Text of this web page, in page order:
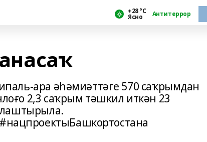
+28 °С
Ясно Антитеррор
ара әһәмиәттәге 570 саҡрымдан
2,3 саҡрым тәшкил иткән 23